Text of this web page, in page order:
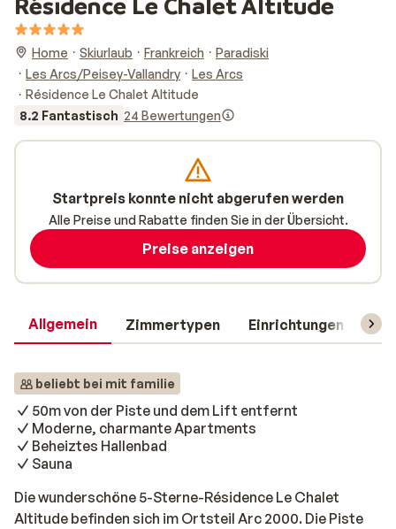
Home Skiurlaub Frankreich
Paradiski
Les Arcs/Peisey-Vallandry
Les Arcs
Résidence Le Chalet Altitude
8.2 Fantastisch 24 Bewertungen
Allgemein Zimmertypen Einrichtungen
beliebt bei mit familie
50m von der Piste und dem Lift entfernt
Moderne, charmante Apartments
Beheiztes Hallenbad
Sauna
Die wunderschöne 5-Sterne-Résidence Le Chalet
Altitude befinden sich im Ortsteil Arc 2000. Die Piste
Startpreis konnte nicht abgerufen werden
Alle Preise und Rabatte finden Sie in der Übersicht.
Preise anzeigen